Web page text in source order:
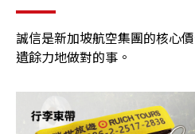
誠信是新加坡航空集團的核心
遺餘力地做對的事。